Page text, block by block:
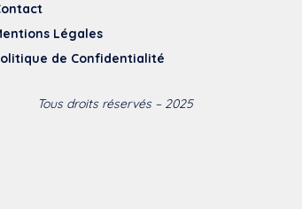
Légales
de Confidentialité
Tous droits réservés – 2025